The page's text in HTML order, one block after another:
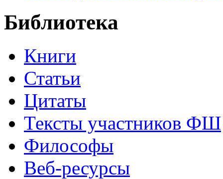
Библиотека
Книги
Статьи
Цитаты
Тексты участников ФШ
Философы
Веб-ресурсы